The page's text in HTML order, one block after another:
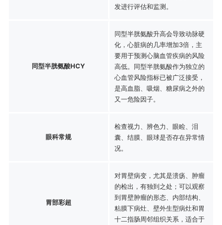
发进行评估和监测。
同型半胱氨酸HCY
同型半胱氨酸升高会导致动脉硬
化，心脏病的几率增加3倍，主
要用于预测心脑血管疾病的风险
高低。同型半胱氨酸作为独立的
心血管风险指标已被广泛接受，
是高血脂、吸烟、糖尿病之外的
又一危险因子。
眼科常规
检查视力、辨色力、眼睑、泪
囊、结膜、眼球是否存在异常情
况。
胃部彩超
对胃壁病变，尤其是溃疡、肿瘤
的检出，有独到之处；可以观察
到胃壁肿瘤的形态、内部结构、
粘膜下病灶、壁外生型病灶和胃
十二指肠周邻组织关系，适合于